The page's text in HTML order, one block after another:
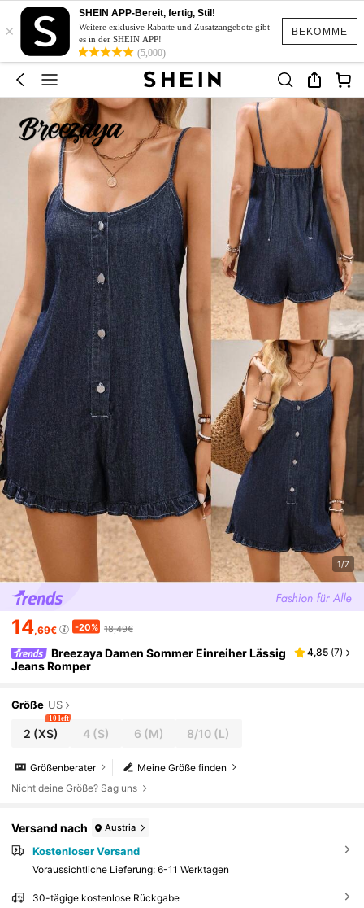
BEKOMME
×
SHEIN APP-Bereit, fertig, Stil!
Weitere exklusive Rabatte und Zusatzangebote gibt
es in der SHEIN APP!
(5,000)
1/7
14,69€ -20% 18,49€
Breezaya Damen Sommer Einreiher Lässig
Jeans Romper
4,85 (7)
Größe US
2 (XS)
10 left
4(S) 6 (M) 8/10 (L)
Meine Größe finden
Größenberater
Nicht deine Größe? Sag uns
Versand nach Austria
Kostenloser Versand
Voraussichtliche Lieferung: 6-11 Werktagen
30-tägige kostenlose Rückgabe